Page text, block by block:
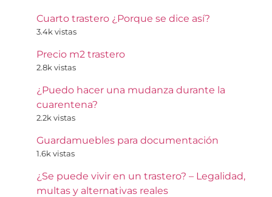
Cuarto trastero ¿Porque se dice así?
3.4k vistas
Precio m2 trastero
2.8k vistas
¿Puedo hacer una mudanza durante la
cuarentena?
2.2k vistas
Guardamuebles para documentación
1.6k vistas
¿Se puede vivir en un trastero? – Legalidad,
multas y alternativas reales